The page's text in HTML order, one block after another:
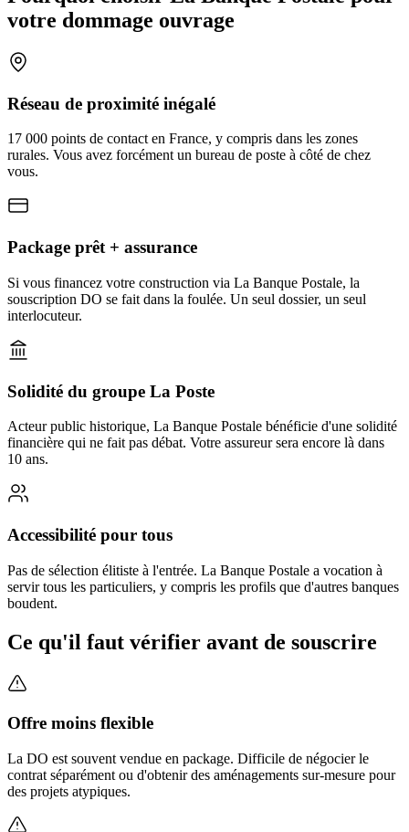
votre dommage ouvrage
Réseau de proximité inégalé
17 000 points de contact en France, y compris dans les zones
rurales. Vous avez forcément un bureau de poste à côté de chez
vous.
Package prêt + assurance
Si vous financez votre construction via La Banque Postale, la
souscription DO se fait dans la foulée. Un seul dossier, un seul
interlocuteur.
Solidité du groupe La Poste
Acteur public historique, La Banque Postale bénéficie d'une solidité
financière qui ne fait pas débat. Votre assureur sera encore là dans
10 ans.
Accessibilité pour tous
Pas de sélection élitiste à l'entrée. La Banque Postale a vocation à
servir tous les particuliers, y compris les profils que d'autres banques
boudent.
Ce qu'il faut vérifier avant de souscrire
Offre moins flexible
La DO est souvent vendue en package. Difficile de négocier le
contrat séparément ou d'obtenir des aménagements sur-mesure pour
des projets atypiques.